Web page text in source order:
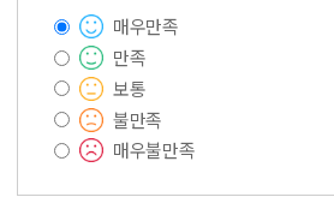
매우만족
만족
보통
불만족
매우불만족